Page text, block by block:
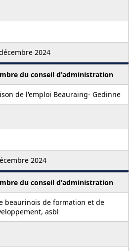
2024
du conseil d'administration
de l'emploi Beauraing- Gedinne
2024
du conseil d'administration
beaurinois de formation et de
asbl